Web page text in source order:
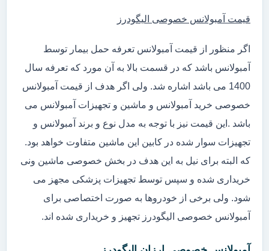
قیمت آمبولانس خصوصی الیگودرز
اگر منظور از قیمت آمبولانس تعرفه حمل بیمار توسط
آمبولانس باشد که در قسمت بالا به آن مورد که تعرفه سال
1400 می باشد اشاره شد. ولی اگر هدف از قیمت آمبولانس
خصوصی خرید آمبولانس و ماشین و تجهیزات آمبولانس می
باشد .این قیمت نیز با توجه به مدل نوع و برند آمبولانس و
تجهیزات سوار شده در کابین این ماشین متفاوت خواهد بود.
که البته برای نیل به این هدف در بخش خصوصی ماشین ونی
خریداری شده و سپس توسط تجهیزات پزشکی مجهز می
شود. ولی برخی از خودروها به صورت اختصاصی برای
آمبولانس خصوصی الیگودرز تجهیز و خریداری شده اند.